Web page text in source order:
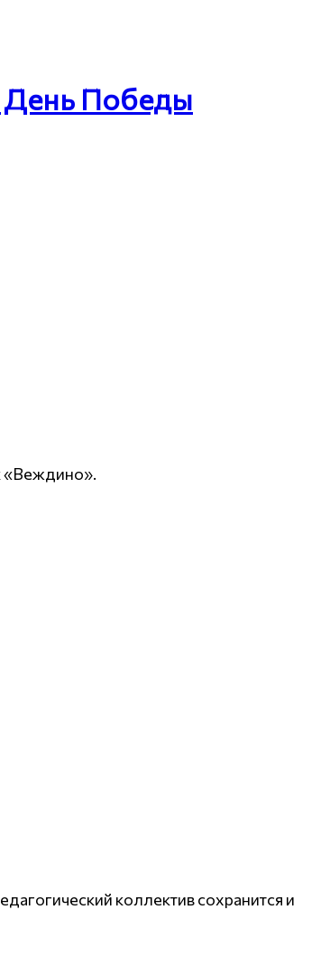
День Победы
«Веждино».
коллектив сохранится и